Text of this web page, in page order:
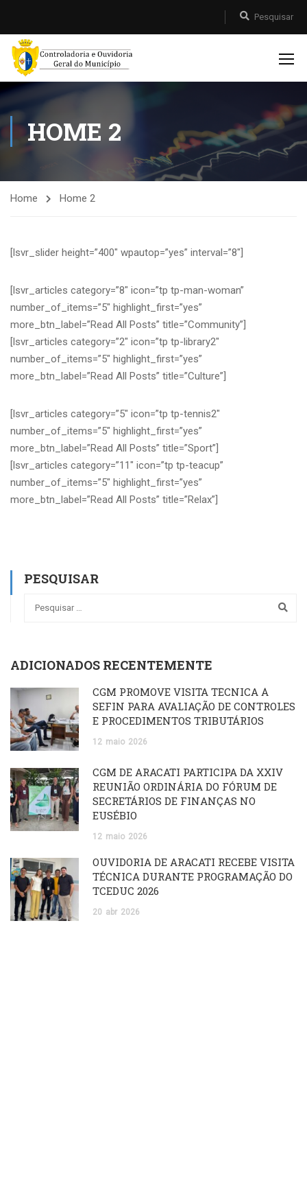
HOME 2
Home Home 2
[lsvr_slider height=”400″ wpautop=”yes” interval=”8″]
[lsvr_articles category=”8″ icon=”tp tp-man-woman”
number_of_items=”5″ highlight_first=”yes”
more_btn_label=”Read All Posts” title=”Community”]
[lsvr_articles category=”2″ icon=”tp tp-library2″
number_of_items=”5″ highlight_first=”yes”
more_btn_label=”Read All Posts” title=”Culture”]
[lsvr_articles category=”5″ icon=”tp tp-tennis2″
number_of_items=”5″ highlight_first=”yes”
more_btn_label=”Read All Posts” title=”Sport”]
[lsvr_articles category=”11″ icon=”tp tp-teacup”
number_of_items=”5″ highlight_first=”yes”
more_btn_label=”Read All Posts” title=”Relax”]
PESQUISAR
ADICIONADOS RECENTEMENTE
CGM PROMOVE VISITA TÉCNICA À
SEFIN PARA AVALIAÇÃO DE CONTROLES
E PROCEDIMENTOS TRIBUTÁRIOS
12 maio 2026
CGM DE ARACATI PARTICIPA DA XXIV
REUNIÃO ORDINÁRIA DO FÓRUM DE
SECRETÁRIOS DE FINANÇAS NO
EUSÉBIO
12 maio 2026
OUVIDORIA DE ARACATI RECEBE VISITA
TÉCNICA DURANTE PROGRAMAÇÃO DO
TCEDUC 2026
20 abr 2026